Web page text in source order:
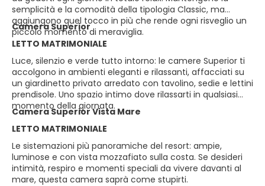
semplicità e la comodità della tipologia Classic, ma
aggiungono quel tocco in più che rende ogni risveglio un
piccolo momento di meraviglia.
Camera Superior
LETTO MATRIMONIALE
Luce, silenzio e verde tutto intorno: le camere Superior ti
accolgono in ambienti eleganti e rilassanti, affacciati su
un giardinetto privato arredato con tavolino, sedie e lettini
prendisole. Uno spazio intimo dove rilassarti in qualsiasi
momento della giornata.
Camera Superior Vista Mare
LETTO MATRIMONIALE
Le sistemazioni più panoramiche del resort: ampie,
luminose e con vista mozzafiato sulla costa. Se desideri
intimità, respiro e momenti speciali da vivere davanti al
mare, questa camera saprà come stupirti.